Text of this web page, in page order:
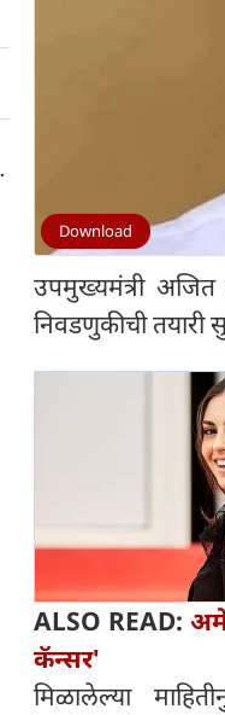
Download
उपमुख्यमंत्री अजित
निवडणुकीची
ALSO READ:
कॅन्सर'
मिळालेल्या